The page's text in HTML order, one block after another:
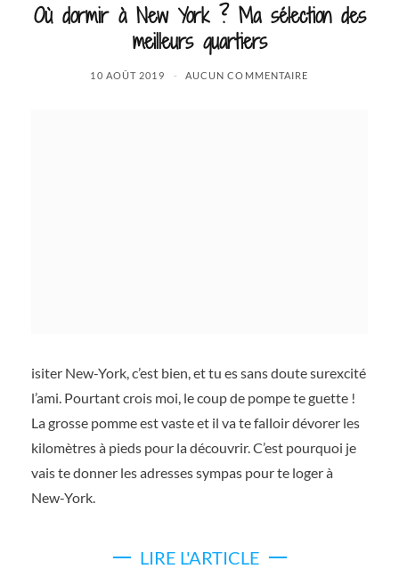
Où dormir à New York ? Ma sélection des
meilleurs quartiers
10 AOÛT 2019 AUCUN COMMENTAIRE
isiter New-York, c’est bien, et tu es sans doute surexcité
l’ami. Pourtant crois moi, le coup de pompe te guette !
La grosse pomme est vaste et il va te falloir dévorer les
kilomètres à pieds pour la découvrir. C’est pourquoi je
vais te donner les adresses sympas pour te loger à
New-York.
LIRE L'ARTICLE